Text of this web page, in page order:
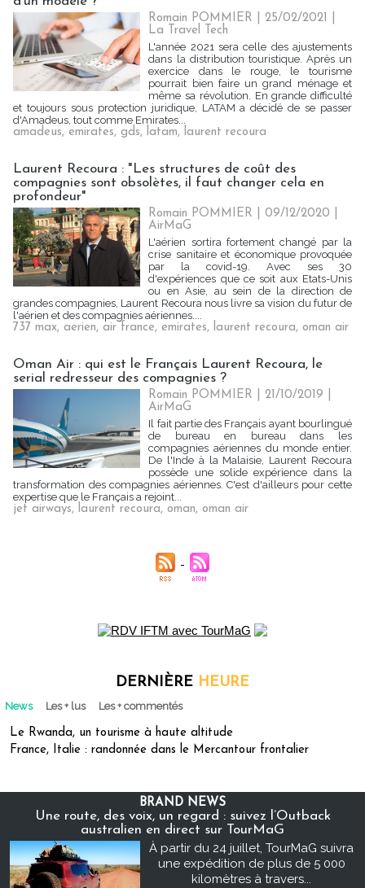
Romain POMMIER | 25/02/2021
La Travel Tech
L'année 2021 sera celle des ajustements
dans la distribution touristique. Après un
exercice dans le rouge, le tourisme
pourrait bien faire un grand ménage et
même sa révolution. En grande difficulté
et toujours sous protection juridique, LATAM a décidé de se passer
d'Amadeus, tout comme Emirates...
amadeus, emirates, gds, latam, laurent recoura
Laurent Recoura : "Les structures de coût des
compagnies sont obsolètes, il faut changer cela en
profondeur"
Romain POMMIER | 09/12/2020
AirMaG
L'aérien sortira fortement changé par la
crise sanitaire et économique provoquée
par la covid-19. Avec ses 30
d'expériences que ce soit aux Etats-Unis
ou en Asie, au sein de la direction de
grandes compagnies, Laurent Recoura nous livre sa vision du futur de
l'aérien et des compagnies aériennes....
737 max, aerien, air france, emirates, laurent recoura, oman air
Oman Air : qui est le Français Laurent Recoura, le
serial redresseur des compagnies ?
Romain POMMIER | 21/10/2019
AirMaG
Il fait partie des Français ayant bourlingué
de bureau en bureau dans les
compagnies aériennes du monde entier.
De l'Inde à la Malaisie, Laurent Recoura
possède une solide expérience dans la
transformation des compagnies aériennes. C'est d'ailleurs pour cette
expertise que le Français a rejoint...
jet airways, laurent recoura, oman, oman air
DERNIÈRE HEURE
News Les + lus Les + commentés
Le Rwanda, un tourisme à haute altitude
France, Italie : randonnée dans le Mercantour frontalier
BRAND NEWS
Une route, des voix, un regard : suivez l’Outback
australien en direct sur TourMaG
À partir du 24 juillet, TourMaG suivra
une expédition de plus de 5 000
kilomètres à travers...